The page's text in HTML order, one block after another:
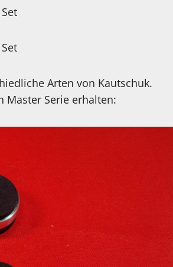
Arten von Kautschuk.
Master Serie erhalten: